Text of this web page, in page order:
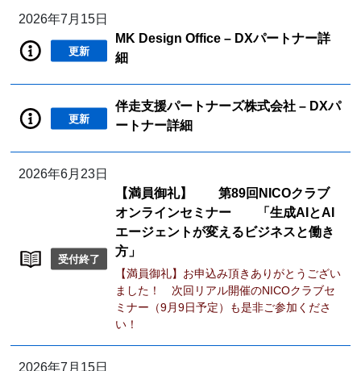
2026年7月15日
更新
MK Design Office – DXパートナー詳
細
更新
伴走支援パートナーズ株式会社 – DXパ
ートナー詳細
2026年6月23日
受付終了
【満員御礼】 第89回NICOクラブ
オンラインセミナー 「生成AIとAI
エージェントが変えるビジネスと働き
方」
【満員御礼】お申込み頂きありがとうござい
ました！ 次回リアル開催のNICOクラブセ
ミナー（9月9日予定）も是非ご参加くださ
い！
2026年7月15日